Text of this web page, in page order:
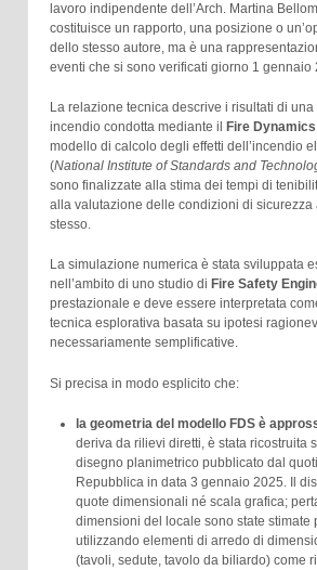
lavoro indipendente dell’Arch. Martina
costituisce un rapporto, una posizione o
dello stesso autore, ma è una
eventi che si sono verificati giorno 1 gennaio
La relazione tecnica descrive i risultati di
incendio condotta mediante il
Fire
modello di calcolo degli effetti dell’incendio
(National Institute of Standards and
sono finalizzate alla stima dei tempi di
alla valutazione delle condizioni di
stesso.
La simulazione numerica è stata sviluppata
nell’ambito di uno studio di Fire Safety
prestazionale e deve essere interpretata
tecnica esplorativa basata su ipotesi
necessariamente semplificative.
Si precisa in modo esplicito che:
la geometria del modello FDS è
deriva da rilievi diretti, è stata ricostruita
disegno planimetrico pubblicato dal
Repubblica in data 3 gennaio 2025. Il
quote dimensionali né scala grafica;
dimensioni del locale sono state stimate
utilizzando elementi di arredo di
(tavoli, sedute, tavolo da biliardo) come